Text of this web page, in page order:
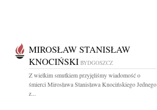
MIROSŁAW STANISŁAW
KNOCIŃSKI BYDGOSZCZ
Z wielkim smutkiem przyjęliśmy wiadomość o
śmierci Mirosława Stanisława Knocińskiego Jednego
z...